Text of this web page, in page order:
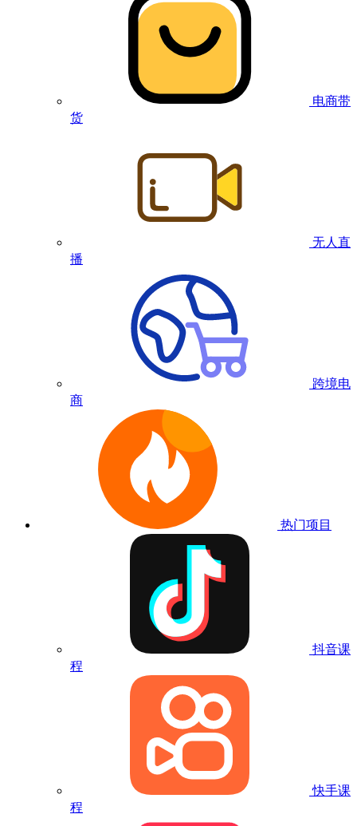
电商带
货
无人直
播
跨境电
商
热门项目
抖音课
程
快手课
程